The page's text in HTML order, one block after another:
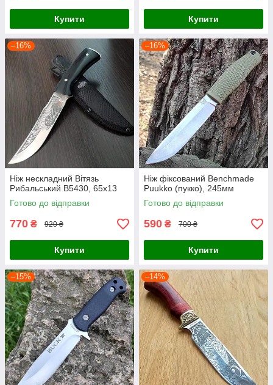
Купити Купити
–16%
Ніж нескладний Вітязь
Рибальський B5430, 65х13
Готово до відправки
770 ₴ 920 ₴
Купити
–16%
Ніж фіксований Benchmade
Puukko (пукко), 245мм
Готово до відправки
590 ₴ 700 ₴
Купити
–15% –14%